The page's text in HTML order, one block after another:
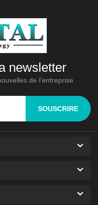
newsletter
de l'entreprise
SOUSCRIRE